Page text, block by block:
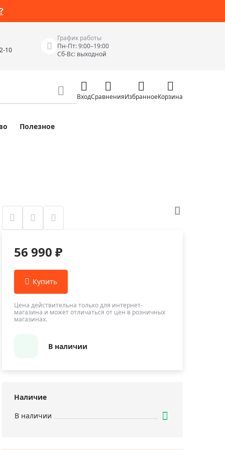
10
График работы
Пн-Пт: 9:00–19:00
Сб-Вс: выходной
Измерительные инструменты
Приборы неразрушающего контроля
Приборы теплового контроля
Детекторы проводки
Влагомеры (датчики влажности)
Измерители параметров окружающей
среды
Видеоэндоскопы
ВходСравненияИзбранноеКорзина
Полезное
56 990 ₽
Цена действительна только для интернет-
магазина и может отличаться от цен в розничных
магазинах.
В наличии
Наличие
В наличии